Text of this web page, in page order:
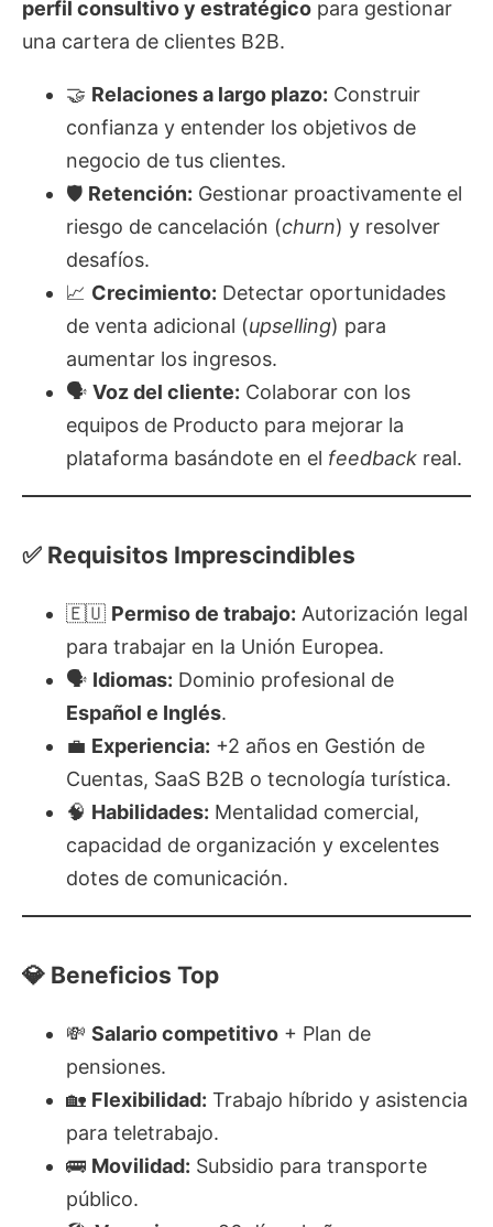
perfil consultivo y estratégico para gestionar
una cartera de clientes B2B.
🤝 Relaciones a largo plazo: Construir
confianza y entender los objetivos de
negocio de tus clientes.
🛡️ Retención: Gestionar proactivamente el
riesgo de cancelación (churn) y resolver
desafíos.
📈 Crecimiento: Detectar oportunidades
de venta adicional (upselling) para
aumentar los ingresos.
🗣️ Voz del cliente: Colaborar con los
equipos de Producto para mejorar la
plataforma basándote en el feedback real.
✅ Requisitos Imprescindibles
🇪🇺 Permiso de trabajo: Autorización legal
para trabajar en la Unión Europea.
🗣️ Idiomas: Dominio profesional de
Español e Inglés.
💼 Experiencia: +2 años en Gestión de
Cuentas, SaaS B2B o tecnología turística.
🧠 Habilidades: Mentalidad comercial,
capacidad de organización y excelentes
dotes de comunicación.
💎 Beneficios Top
💸 Salario competitivo + Plan de
pensiones.
🏡 Flexibilidad: Trabajo híbrido y asistencia
para teletrabajo.
🚌 Movilidad: Subsidio para transporte
público.